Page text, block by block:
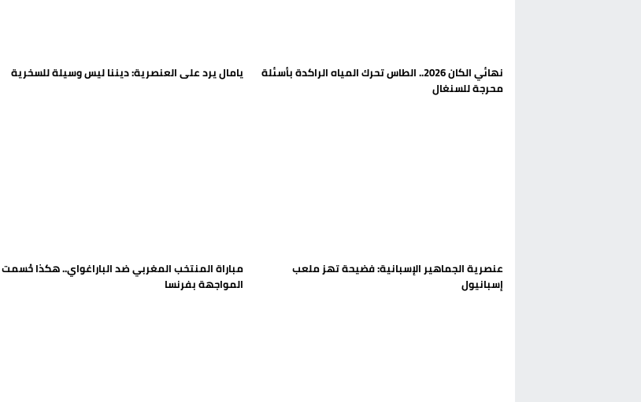
نهائي الكان 2026.. الطاس تحرك المياه الراكدة بأسئلة
محرجة للسنغال
يامال يرد على العنصرية: ديننا ليس وسيلة للسخرية
عنصرية الجماهير الإسبانية: فضيحة تهز ملعب
إسبانيول
مباراة المنتخب المغربي ضد الباراغواي.. هكذا حُسمت
المواجهة بفرنسا